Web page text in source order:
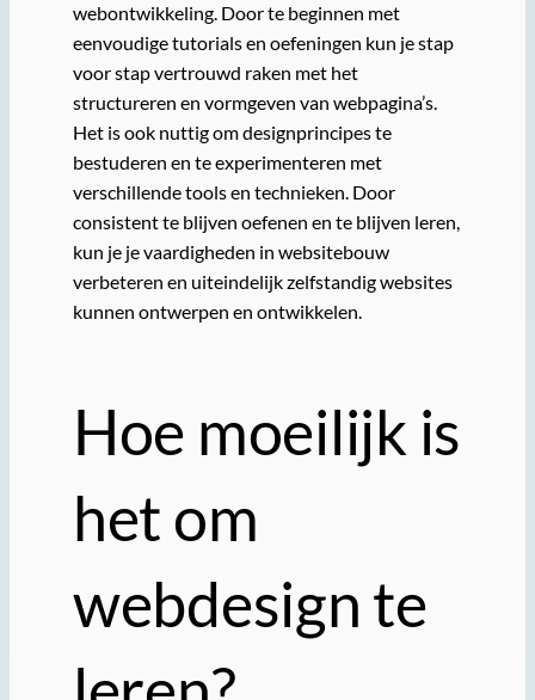
webontwikkeling. Door te beginnen met
eenvoudige tutorials en oefeningen kun je stap
voor stap vertrouwd raken met het
structureren en vormgeven van webpagina’s.
Het is ook nuttig om designprincipes te
bestuderen en te experimenteren met
verschillende tools en technieken. Door
consistent te blijven oefenen en te blijven leren,
kun je je vaardigheden in websitebouw
verbeteren en uiteindelijk zelfstandig websites
kunnen ontwerpen en ontwikkelen.
Hoe moeilijk is
het om
webdesign te